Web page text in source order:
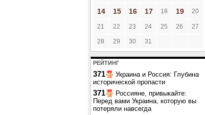
14
15 16 17 18 19 20
21 22 23 24 25 26 27
28 29 30 31
РЕЙТИНГ
371
Украина и Россия: Глубина
исторической пропасти
371
Россияне, привыкайте:
Перед вами Украина, которую вы
потеряли навсегда